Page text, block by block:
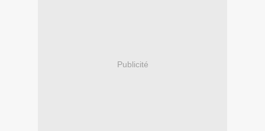
Publicité